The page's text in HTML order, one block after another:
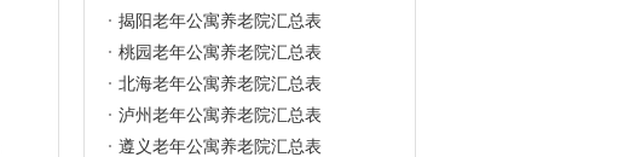
揭阳老年公寓养老院汇总表
桃园老年公寓养老院汇总表
北海老年公寓养老院汇总表
泸州老年公寓养老院汇总表
遵义老年公寓养老院汇总表